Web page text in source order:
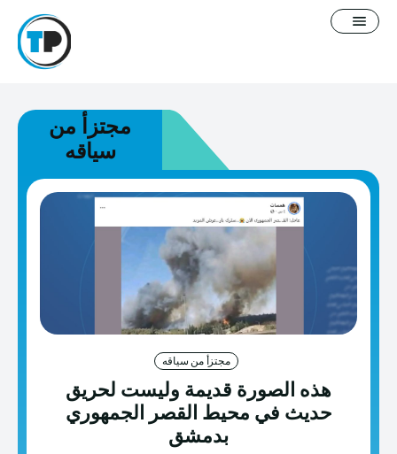
English
فيديوغرافيك
مدونة
تصنيفات إضافية
المعلومات الخاطئة
مجتزأ من
سياقه
مجتزأ من سياقه
هذه الصورة قديمة وليست لحريق
حديث في محيط القصر الجمهوري
بدمشق